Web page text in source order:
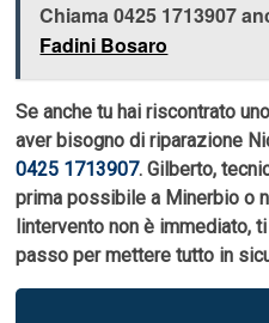
Chiama 0425 1713907
Fadini Bosaro
Se anche tu hai riscontrato
aver bisogno di riparazione
0425 1713907. Gilberto,
prima possibile a Minerbio o
lintervento non è
passo per mettere tutto in